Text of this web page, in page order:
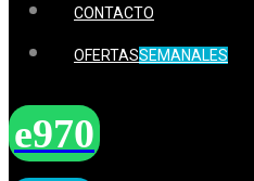
CONTACTO
OFERTASSEMANALES